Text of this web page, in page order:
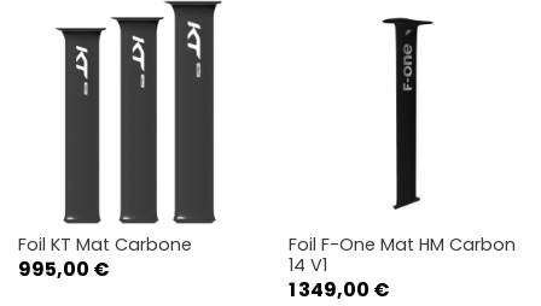
Foil KT Mat Carbone
Prix
995,00 €
Foil F-One Mat HM Carbon
14 V1
Prix
1 349,00 €